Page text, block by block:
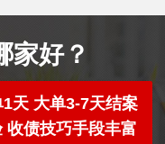
家好？
天 大单3-7天结案
收债技巧手段丰富